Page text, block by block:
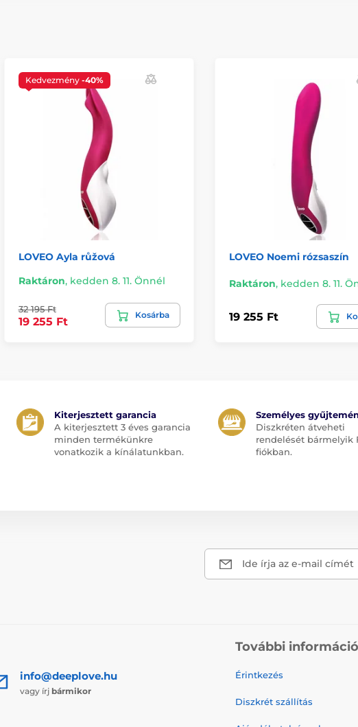
Kedvezmény -40%
LOVEO Ayla růžová
Raktáron, kedden 8. 11. Önnél
32 195 Ft
19 255 Ft
Kosárba
LOVEO Noemi rózsaszín
Raktáron, kedden 8. 11.
19 255 Ft
Kiterjesztett garancia
A kiterjesztett 3 éves garancia
minden termékünkre
vonatkozik a kínálatunkban.
Személyes
Diszkréten átveheti
rendelését bármelyik
fiókban.
Ide írja az e-mail címét
info@deeplove.hu
vagy írj bármikor
További
Érintkezés
Diszkrét szállítás